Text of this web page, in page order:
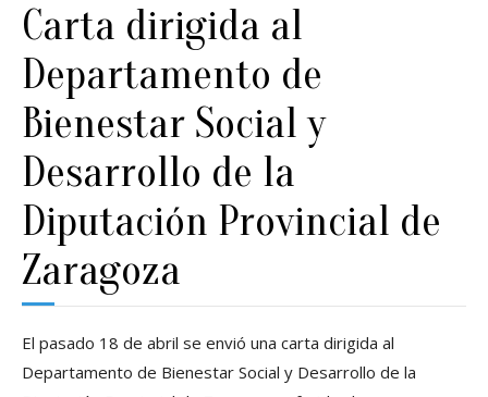
Carta dirigida al
Departamento de
Bienestar Social y
Desarrollo de la
Diputación Provincial de
Zaragoza
El pasado 18 de abril se envió una carta dirigida al
Departamento de Bienestar Social y Desarrollo de la